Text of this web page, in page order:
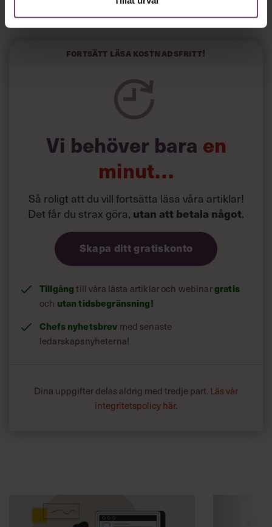
Horwitz har nu utvecklat sitt trick till en affärsidé: appen
Sinceerly som konverterar formellt och minutiöst
kortfattat slarviga vd-stilen.
Fortsätt läsa kostnadsfritt!
Vi behöver bara en
minut…
Så roligt att du vill fortsätta läsa våra artiklar!
Det får du strax göra, utan att betala något.
Skapa ditt gratiskonto
Tillgångtill våra låsta artiklar och webinargratis
och utan tidsbegränsning!
Chefs nyhetsbrev med senaste
ledarskapsnyheterna!
Dina uppgifter delas aldrig med tredje part. Läs vår
integritetspolicy här.